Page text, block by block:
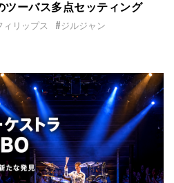
ツーバス多点セッティング
リップス
#ジルジャン